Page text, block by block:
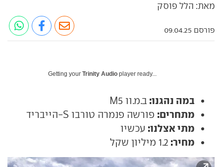
מאת: הלל פוסק
פורסם 09.04.25
Getting your Trinity Audio player ready...
במה נהגנו: ב.מ.וו M5
מתחרים: פורשה פנמרה טורבו S-הייבריד
מתי אצלנו: עכשיו
מחיר: 1.2 מיליון שקל